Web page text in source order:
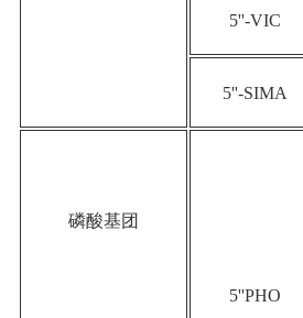
5''-VIC
5''-SIMA
磷酸基团
5''PHO